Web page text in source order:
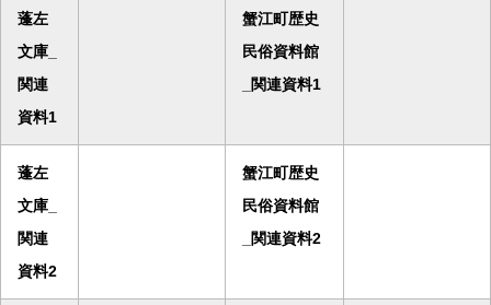
蓬左
文庫_
関連
資料1
蟹江町歴史
民俗資料館
_関連資料1
蓬左
文庫_
関連
資料2
蟹江町歴史
民俗資料館
_関連資料2